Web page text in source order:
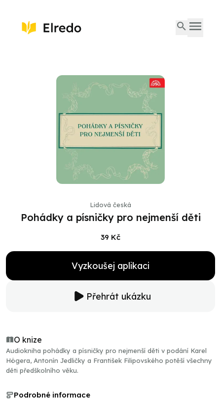
Lidová česká
Pohádky a písničky pro nejmenší děti
39 Kč
Vyzkoušej aplikaci
Přehrát ukázku
O knize
Audiokniha pohádky a písničky pro nejmenší děti v podání Karel
Högera, Antonín Jedličky a František Filipovského potěší všechny
děti předškolního věku.
Podrobné informace